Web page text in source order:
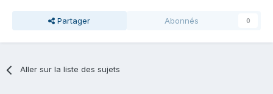
Partager Abonnés 0
Aller sur la liste des sujets